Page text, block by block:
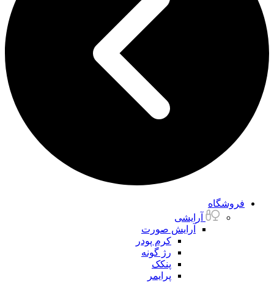
فروشگاه
آرایشی
آرایش صورت
کرم پودر
رژ گونه
پنکک
پرایمر